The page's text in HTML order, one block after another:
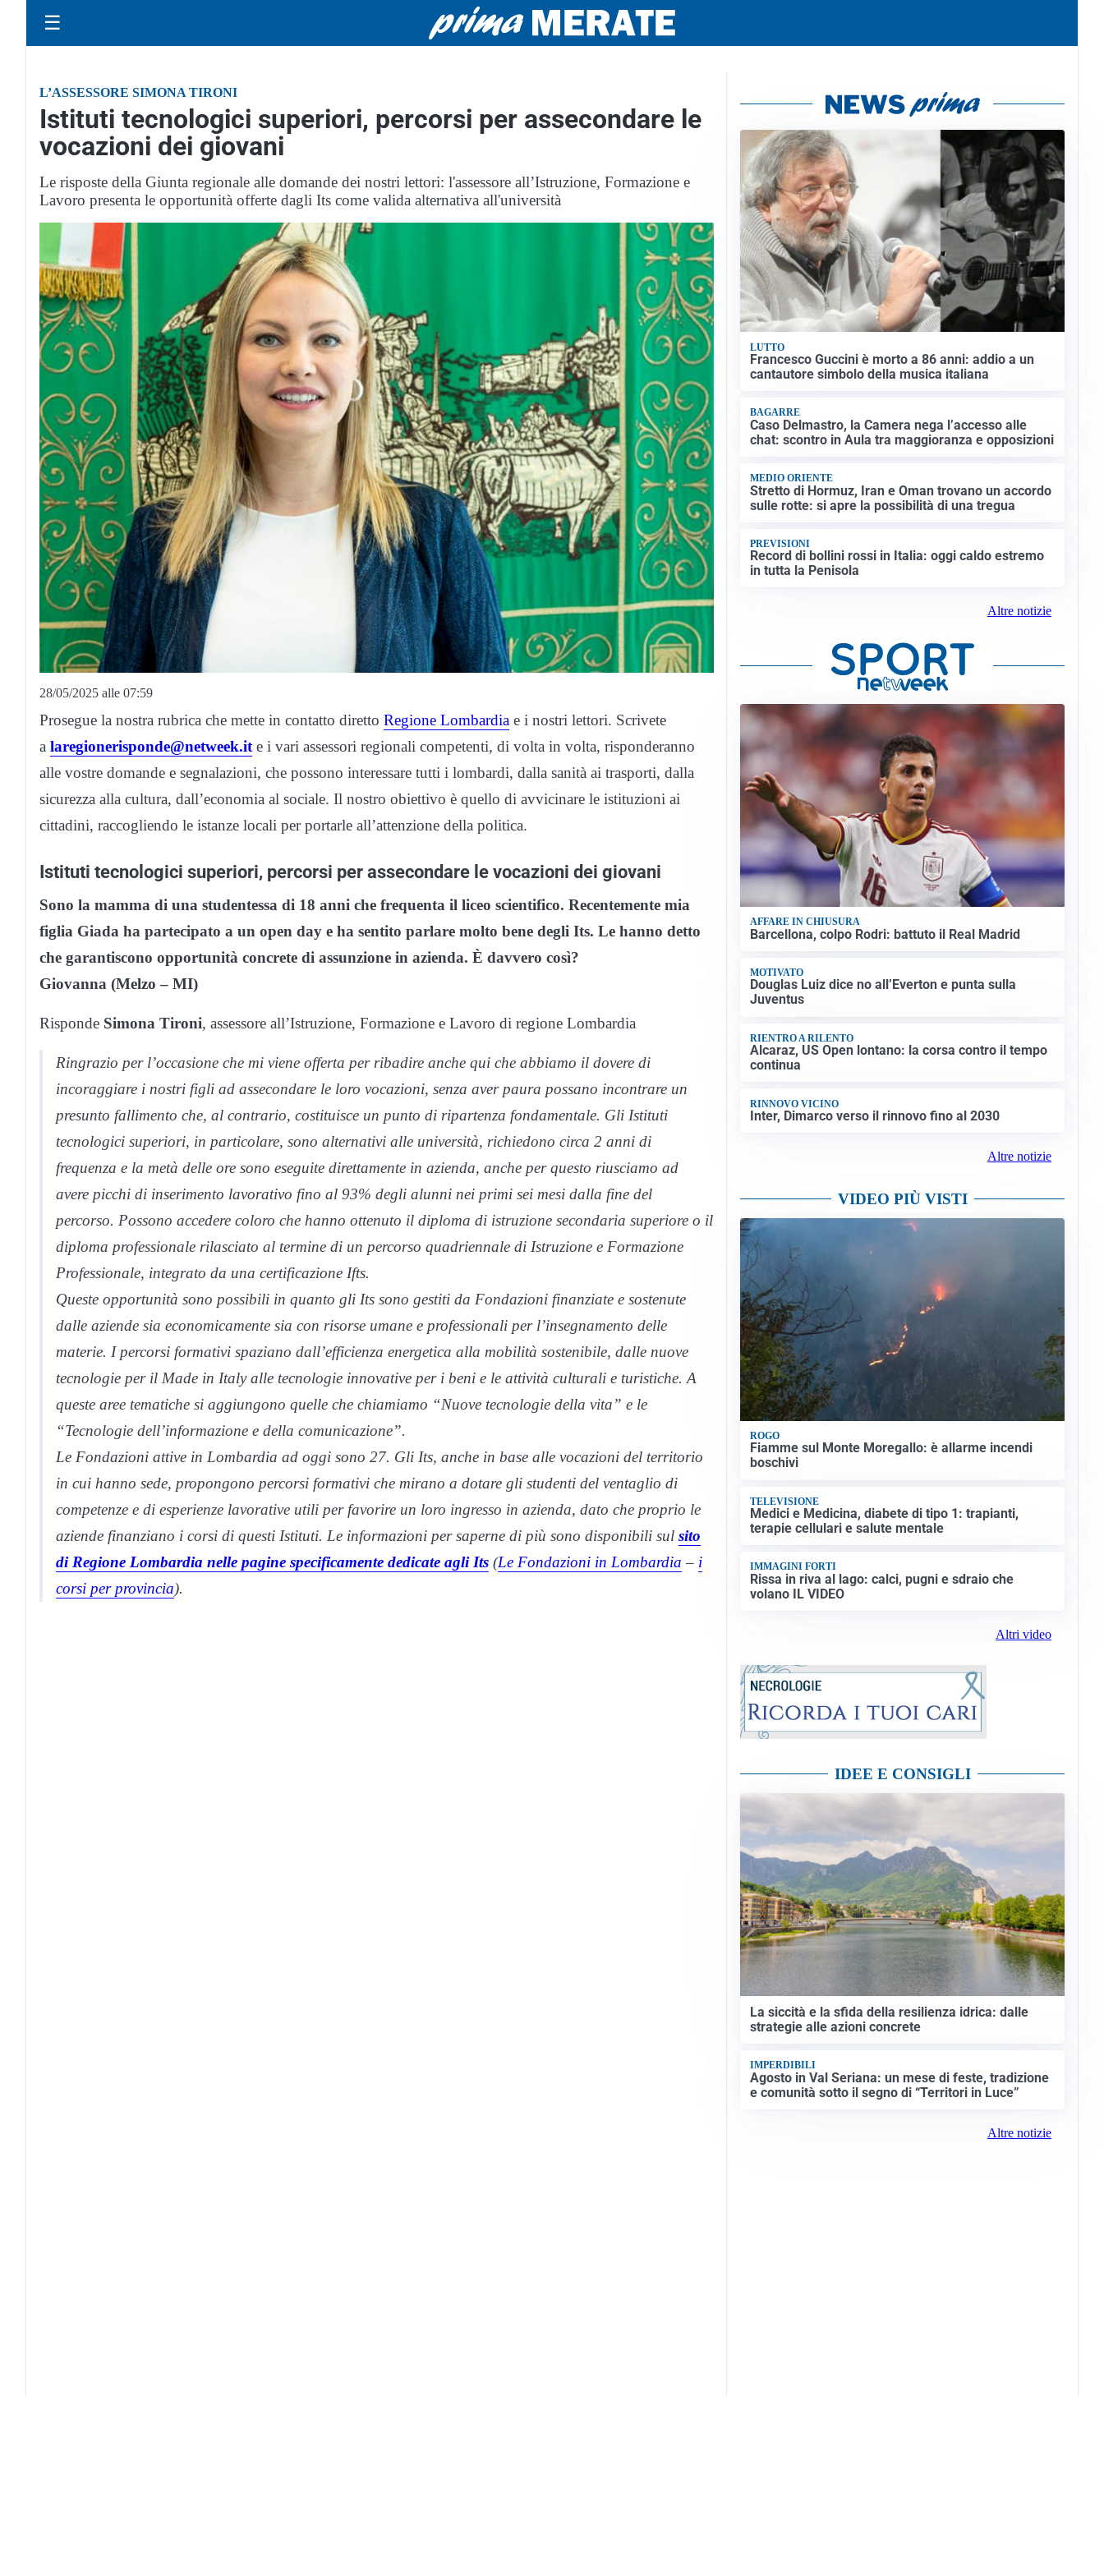
☰
L’ASSESSORE SIMONA TIRONI
Istituti tecnologici superiori, percorsi per assecondare le
vocazioni dei giovani
Le risposte della Giunta regionale alle domande dei nostri lettori: l'assessore all’Istruzione, Formazione e
Lavoro presenta le opportunità offerte dagli Its come valida alternativa all'università
28/05/2025 alle 07:59
Prosegue la nostra rubrica che mette in contatto diretto Regione Lombardia e i nostri lettori. Scrivete
a laregionerisponde@netweek.it e i vari assessori regionali competenti, di volta in volta, risponderanno
alle vostre domande e segnalazioni, che possono interessare tutti i lombardi, dalla sanità ai trasporti, dalla
sicurezza alla cultura, dall’economia al sociale. Il nostro obiettivo è quello di avvicinare le istituzioni ai
cittadini, raccogliendo le istanze locali per portarle all’attenzione della politica.
Istituti tecnologici superiori, percorsi per assecondare le vocazioni dei giovani
Sono la mamma di una studentessa di 18 anni che frequenta il liceo scientifico. Recentemente mia
figlia Giada ha partecipato a un open day e ha sentito parlare molto bene degli Its. Le hanno detto
che garantiscono opportunità concrete di assunzione in azienda. È davvero così?
Giovanna (Melzo – MI)
Risponde Simona Tironi, assessore all’Istruzione, Formazione e Lavoro di regione Lombardia
Ringrazio per l’occasione che mi viene offerta per ribadire anche qui che abbiamo il dovere di
incoraggiare i nostri figli ad assecondare le loro vocazioni, senza aver paura possano incontrare un
presunto fallimento che, al contrario, costituisce un punto di ripartenza fondamentale. Gli Istituti
tecnologici superiori, in particolare, sono alternativi alle università, richiedono circa 2 anni di
frequenza e la metà delle ore sono eseguite direttamente in azienda, anche per questo riusciamo ad
avere picchi di inserimento lavorativo fino al 93% degli alunni nei primi sei mesi dalla fine del
percorso. Possono accedere coloro che hanno ottenuto il diploma di istruzione secondaria superiore o il
diploma professionale rilasciato al termine di un percorso quadriennale di Istruzione e Formazione
Professionale, integrato da una certificazione Ifts.
Queste opportunità sono possibili in quanto gli Its sono gestiti da Fondazioni finanziate e sostenute
dalle aziende sia economicamente sia con risorse umane e professionali per l’insegnamento delle
materie. I percorsi formativi spaziano dall’efficienza energetica alla mobilità sostenibile, dalle nuove
tecnologie per il Made in Italy alle tecnologie innovative per i beni e le attività culturali e turistiche. A
queste aree tematiche si aggiungono quelle che chiamiamo “Nuove tecnologie della vita” e le
“Tecnologie dell’informazione e della comunicazione”.
Le Fondazioni attive in Lombardia ad oggi sono 27. Gli Its, anche in base alle vocazioni del territorio
in cui hanno sede, propongono percorsi formativi che mirano a dotare gli studenti del ventaglio di
competenze e di esperienze lavorative utili per favorire un loro ingresso in azienda, dato che proprio le
aziende finanziano i corsi di questi Istituti. Le informazioni per saperne di più sono disponibili sul sito
di Regione Lombardia nelle pagine specificamente dedicate agli Its (Le Fondazioni in Lombardia – i
corsi per provincia).
LUTTO
Francesco Guccini è morto a 86 anni: addio a un
cantautore simbolo della musica italiana
BAGARRE
Caso Delmastro, la Camera nega l’accesso alle
chat: scontro in Aula tra maggioranza e opposizioni
MEDIO ORIENTE
Stretto di Hormuz, Iran e Oman trovano un accordo
sulle rotte: si apre la possibilità di una tregua
PREVISIONI
Record di bollini rossi in Italia: oggi caldo estremo
in tutta la Penisola
Altre notizie
AFFARE IN CHIUSURA
Barcellona, colpo Rodri: battuto il Real Madrid
MOTIVATO
Douglas Luiz dice no all’Everton e punta sulla
Juventus
RIENTRO A RILENTO
Alcaraz, US Open lontano: la corsa contro il tempo
continua
RINNOVO VICINO
Inter, Dimarco verso il rinnovo fino al 2030
Altre notizie
VIDEO PIÙ VISTI
ROGO
Fiamme sul Monte Moregallo: è allarme incendi
boschivi
TELEVISIONE
Medici e Medicina, diabete di tipo 1: trapianti,
terapie cellulari e salute mentale
IMMAGINI FORTI
Rissa in riva al lago: calci, pugni e sdraio che
volano IL VIDEO
Altri video
IDEE E CONSIGLI
La siccità e la sfida della resilienza idrica: dalle
strategie alle azioni concrete
IMPERDIBILI
Agosto in Val Seriana: un mese di feste, tradizione
e comunità sotto il segno di “Territori in Luce”
Altre notizie